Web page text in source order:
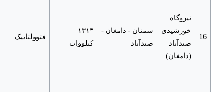
16
نیروگاه
خورشیدی
صیدآباد
(دامغان)
سمنان - دامغان -
صیدآباد
۱۳۱۳
کیلووات
فتوولتاییک